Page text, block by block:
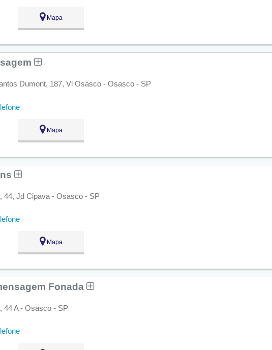
Mapa
Dumont, 187, Vl Osasco - Osasco - SP
Mapa
44, Jd Cipava - Osasco - SP
Mapa
Fonada
44 A - Osasco - SP